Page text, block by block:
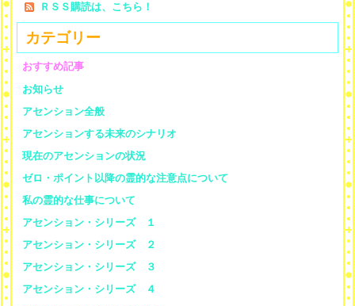
ＲＳＳ購読は、こちら！
カテゴリー
おすすめ記事
お知らせ
アセンション全般
アセンションする未来のシナリオ
現在のアセンションの状況
ゼロ・ポイント以降の霊的な注意点について
私の霊的な仕事について
アセンション・シリーズ １
アセンション・シリーズ ２
アセンション・シリーズ ３
アセンション・シリーズ ４